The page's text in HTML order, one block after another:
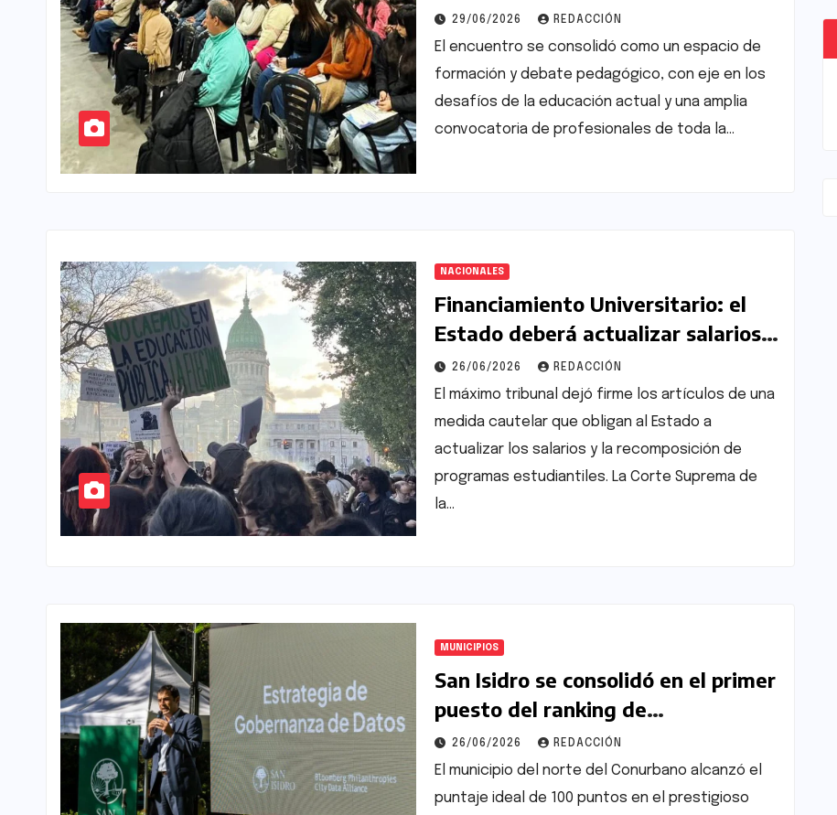
congreso educativo
29/06/2026 REDACCIÓN
El encuentro se consolidó como un espacio de
formación y debate pedagógico, con eje en los
desafíos de la educación actual y una amplia
convocatoria de profesionales de toda la…
NACIONALES
Financiamiento Universitario: el
Estado deberá actualizar salarios y
becas
26/06/2026 REDACCIÓN
El máximo tribunal dejó firme los artículos de una
medida cautelar que obligan al Estado a
actualizar los salarios y la recomposición de
programas estudiantiles. La Corte Suprema de
la…
MUNICIPIOS
San Isidro se consolidó en el primer
puesto del ranking de
transparencia fiscal bonaerense
26/06/2026 REDACCIÓN
El municipio del norte del Conurbano alcanzó el
puntaje ideal de 100 puntos en el prestigioso